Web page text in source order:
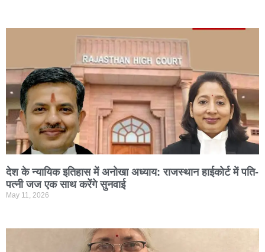
देश के न्यायिक इतिहास में अनोखा अध्याय: राजस्थान हाईकोर्ट में पति-
पत्नी जज एक साथ करेंगे सुनवाई
May 11, 2026